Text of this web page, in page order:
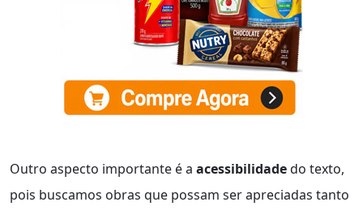
Outro aspecto importante é a acessibilidadedo texto,
pois buscamos obras que possam ser apreciadas tanto